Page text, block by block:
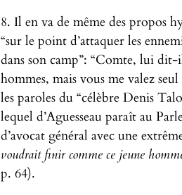
8. Il en va de même des propos
“sur le point d’attaquer les
dans son camp”: “Comte, lui
hommes, mais vous me valez
les paroles du “célèbre Denis
lequel d’Aguesseau paraît au
d’avocat général avec une
voudrait finir comme ce jeune
p. 64).